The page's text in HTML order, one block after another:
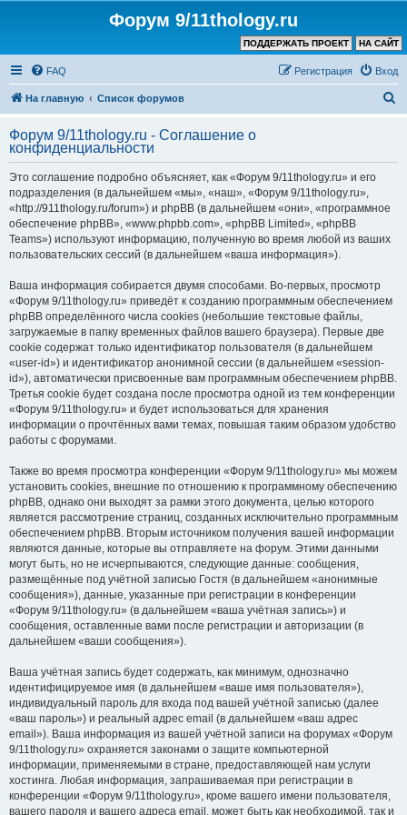
Форум 9/11thology.ru
НА САЙТ
ПОДДЕРЖАТЬ ПРОЕКТ
FAQ Вход
Регистрация
На главную Список форумов
с
Форум 9/11thology.ru - Соглашение о
конфиденциальности
Это соглашение подробно объясняет, как «Форум 9/11thology.ru» и его
подразделения (в дальнейшем «мы», «наш», «Форум 9/11thology.ru»,
«http://911thology.ru/forum») и phpBB (в дальнейшем «они», «программное
обеспечение phpBB», «www.phpbb.com», «phpBB Limited», «phpBB
Teams») используют информацию, полученную во время любой из ваших
пользовательских сессий (в дальнейшем «ваша информация»).
Ваша информация собирается двумя способами. Во-первых, просмотр
«Форум 9/11thology.ru» приведёт к созданию программным обеспечением
phpBB определённого числа cookies (небольшие текстовые файлы,
загружаемые в папку временных файлов вашего браузера). Первые две
cookie содержат только идентификатор пользователя (в дальнейшем
«user-id») и идентификатор анонимной сессии (в дальнейшем «session-
id»), автоматически присвоенные вам программным обеспечением phpBB.
Третья cookie будет создана после просмотра одной из тем конференции
«Форум 9/11thology.ru» и будет использоваться для хранения
информации о прочтённых вами темах, повышая таким образом удобство
работы с форумами.
Также во время просмотра конференции «Форум 9/11thology.ru» мы можем
установить cookies, внешние по отношению к программному обеспечению
phpBB, однако они выходят за рамки этого документа, целью которого
является рассмотрение страниц, созданных исключительно программным
обеспечением phpBB. Вторым источником получения вашей информации
являются данные, которые вы отправляете на форум. Этими данными
могут быть, но не исчерпываются, следующие данные: сообщения,
размещённые под учётной записью Гостя (в дальнейшем «анонимные
сообщения»), данные, указанные при регистрации в конференции
«Форум 9/11thology.ru» (в дальнейшем «ваша учётная запись») и
сообщения, оставленные вами после регистрации и авторизации (в
дальнейшем «ваши сообщения»).
Ваша учётная запись будет содержать, как минимум, однозначно
идентифицируемое имя (в дальнейшем «ваше имя пользователя»),
индивидуальный пароль для входа под вашей учётной записью (далее
«ваш пароль») и реальный адрес email (в дальнейшем «ваш адрес
email»). Ваша информация из вашей учётной записи на форумах «Форум
9/11thology.ru» охраняется законами о защите компьютерной
информации, применяемыми в стране, предоставляющей нам услуги
хостинга. Любая информация, запрашиваемая при регистрации в
конференции «Форум 9/11thology.ru», кроме вашего имени пользователя,
вашего пароля и вашего адреса email, может быть как необходимой, так и